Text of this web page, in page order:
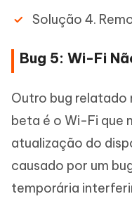
Solução 4.
Bug 5: Wi-Fi
Outro bug relatado
beta é o Wi-Fi que
atualização do
causado por um
temporária